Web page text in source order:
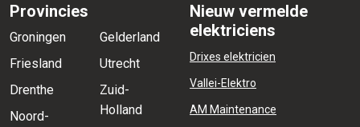
Provincies
Groningen
Friesland
Drenthe
Noord-
Gelderland
Utrecht
Zuid-
Holland
Nieuw vermelde
elektriciens
Drixes elektricien
Vallei-Elektro
AM Maintenance